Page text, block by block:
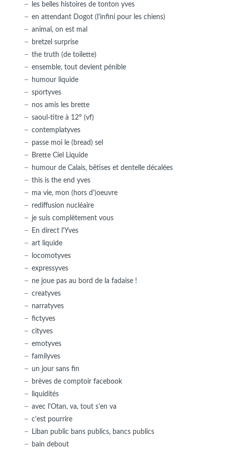
les belles histoires de tonton yves
en attendant Dogot (l'infini pour les chiens)
animal, on est mal
bretzel surprise
the truth (de toilette)
ensemble, tout devient pénible
humour liquide
sportyves
nos amis les brette
saoul-titre à 12° (vf)
contemplatyves
passe moi le (bread) sel
Brette Ciel Liquide
humour de Calais, bêtises et dentelle décalées
this is the end yves
ma vie, mon (hors d')oeuvre
rediffusion nucléaire
je suis complètement vous
En direct l'Yves
art liquide
locomotyves
expressyves
ne joue pas au bord de la fadaise !
creatyves
narratyves
fictyves
cityves
emotyves
familyves
un jour sans fin
brèves de comptoir facebook
liquidités
avec l'Otan, va, tout s'en va
c'est pourrire
Liban public bans publics, bancs publics
bain debout